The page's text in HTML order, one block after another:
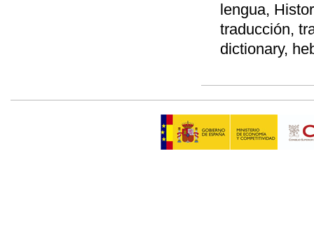
lengua,
traducción,
dictionary,